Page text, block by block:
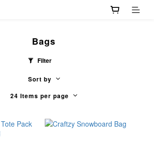
Bags
Filter
Sort by
24 Items per page